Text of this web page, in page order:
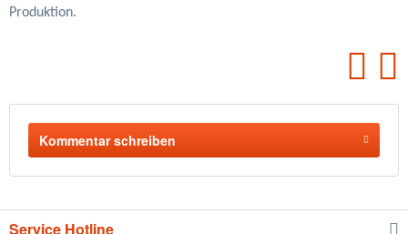
Produktion.
Kommentar schreiben
Service Hotline